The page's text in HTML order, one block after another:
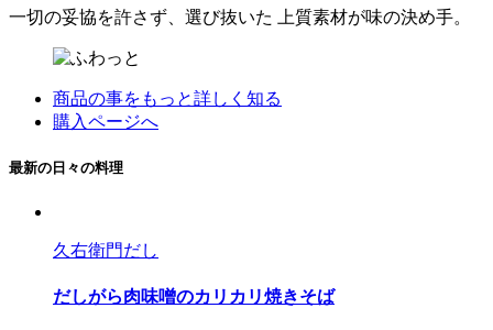
一切の妥協を許さず、選び抜いた 上質素材が味の決め手。
商品の事をもっと詳しく知る
購入ページへ
最新の日々の料理
久右衛門だし
だしがら肉味噌のカリカリ焼きそば